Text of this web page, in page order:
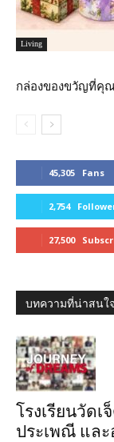
Living
กล่องของขวัญที่คุ
45,305 Fans
2,754
27,500
บทความที่น่าสนใจ
โรงเรียนวัด
ประเพณี แล